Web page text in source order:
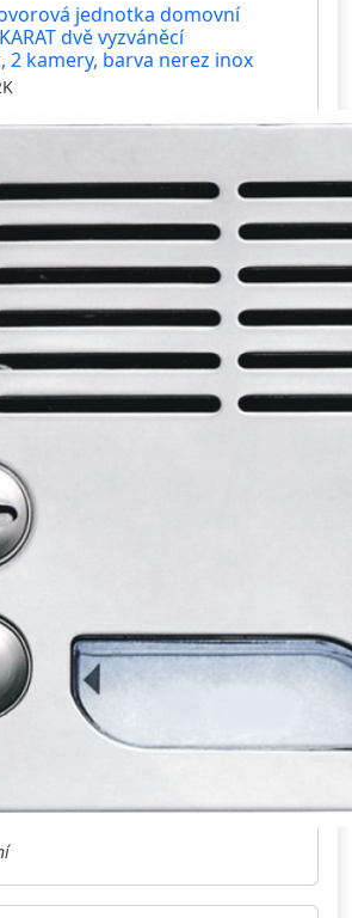
jednotka domovní
dvě vyzváněcí
2 kamery, barva nerez inox